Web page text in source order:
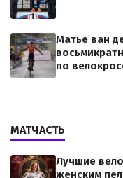
Матье ван
по
МАТЧАСТЬ
Лучшие
женским